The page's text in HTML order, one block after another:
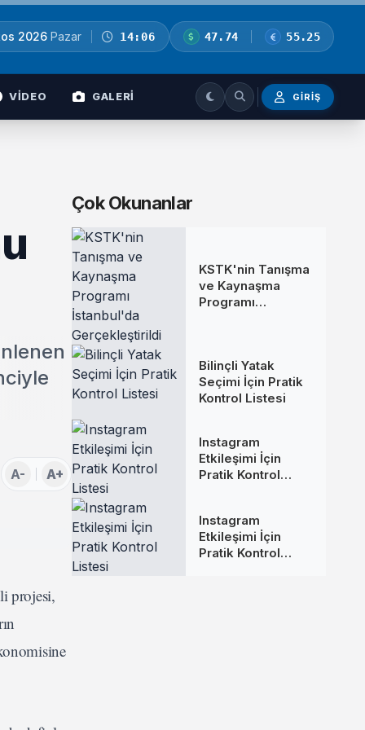
2026 Pazar 14:06 47.74 55.25
VİDEO GALERİ GIRIŞ
A- A+
projesi,
Çok Okunanlar
KSTK'nin Tanışma
ve Kaynaşma
Programı
Bilinçli Yatak
Seçimi İçin Pratik
Kontrol Listesi
Instagram
Etkileşimi İçin
Pratik Kontrol
Instagram
Etkileşimi İçin
Pratik Kontrol